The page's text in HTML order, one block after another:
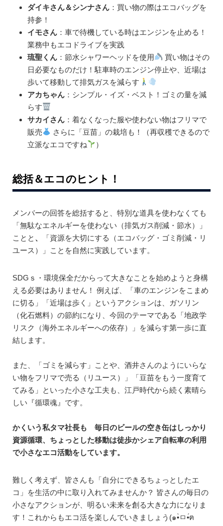
ダイキさん＆シンナさん：買い物の際はエコバッグを
持参！
イモさん：車で待機している時はエンジンを止める！
業務中もエコドライブを実践
琉聖くん：節水シャワーヘッドを使用
買い物はその
日必要なものだけ！駐車時のエンジン停止や、近場は
歩いて移動して排気ガスを減らす
アカちゃん：シンプル・イズ・ベスト！ゴミの量を減
らす
サカイさん：着なくなった服や使わない物はフリマで
販売
さらに「豆苗」の栽培も！（再収穫できるので
立派なエコですね
）
総括＆エコのヒント！
メンバーの回答を総括すると、特別な道具を使わなくても
「無駄なエネルギーを使わない（排気ガス削減・節水）」
ことと 、
「資源を大切にする（エコバッグ・ゴミ削減・リ
ユース）」ことを自然に実践しています。
SDGｓ・環境保全だからって大きなことを始めようと身構
える必要はありません！ 例えば、「車のエンジンをこまめ
に切る」「近場は歩く」というアクションは、ガソリン
（化石燃料）の節約になり、今回のテーマである「地政学
リスク（海外エネルギーへの依存）」を減らす第一歩に直
結します。
また、「ゴミを減らす」ことや、酒井さんのようにいらな
い物をフリマで売る（リユース）」「豆苗をもう一度育て
てみる」といった小さな工夫も、江戸時代から続く素晴ら
しい『循環魂』です。
かくいう私タマ社長も 毎日のビールの空き缶はしっかり
資源循環、ちょっとした移動は徒歩かシェア自転車の利用
で小さなエコ活動をしています。
難しく考えず、皆さんも「自分にできるちょっとしたエ
コ」を生活の中に取り入れてみませんか？ 皆さんの毎日の
小さなアクションが、明るい未来を創る大きな力になりま
す！これからもエコ活を楽しんでいきましょう(๑•̀ㅁ•́ฅ